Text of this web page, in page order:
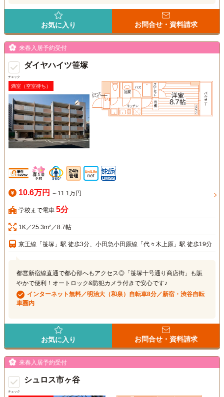
お気に入り お問合せ・資料請求
チェック
来春入居予約受付
ダイヤハイツ笹塚
満室（空室待ち）
10.6万円 ～11.1万円
学校まで電車 5分
1K／25.3m²／8.7帖
京王線「笹塚」駅 徒歩3分、小田急小田原線「代々木上原」駅 徒歩19分
都営新宿線直通で都心部へもアクセス◎「笹塚十号通り商店街」も賑
やかで便利！オートロック&防犯カメラ付きで安心です♪
インターネット無料／明治大（和泉）自転車8分／新宿・渋谷自転
車圏内
お気に入り お問合せ・資料請求
チェック
来春入居予約受付
シュロス市ヶ谷